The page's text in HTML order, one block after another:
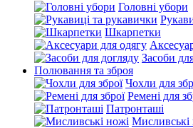
Головні убори
Шкарпетки
Засоби
Полювання та зброя
Чохли для
Ремені для
Патронташі
Мисливські